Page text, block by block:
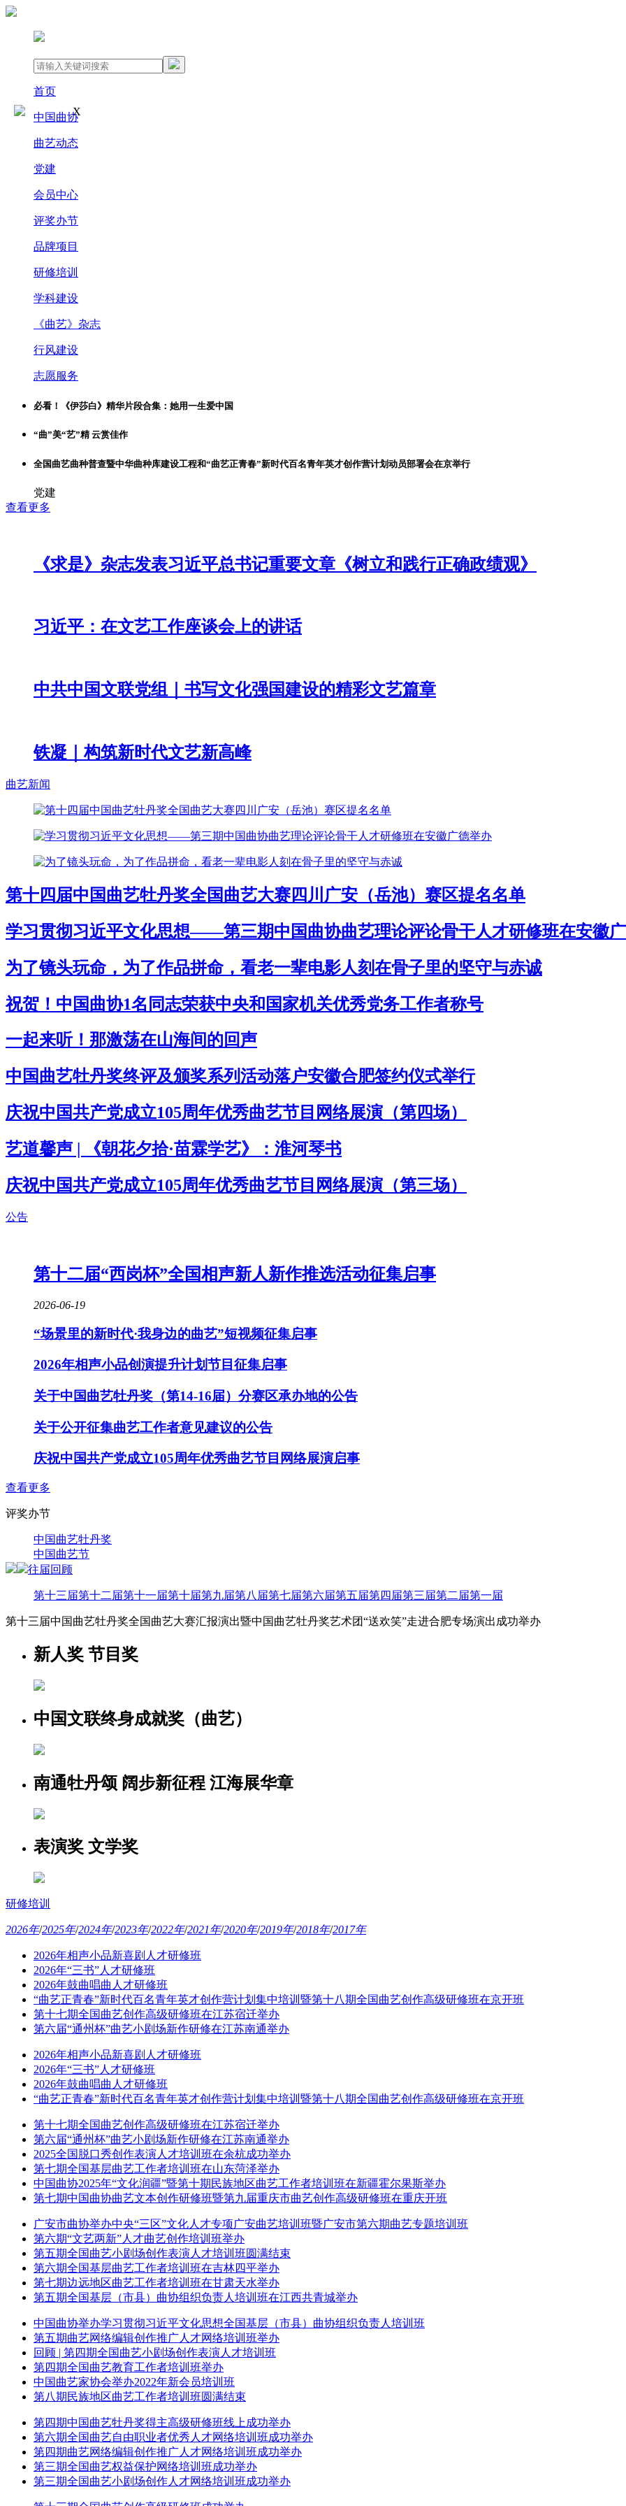
首页
中国曲协
曲艺动态
党建
会员中心
评奖办节
品牌项目
研修培训
学科建设
《曲艺》杂志
行风建设
志愿服务
必看！《伊莎白》精华片段合集：她用一生爱中国
“曲”美“艺”精 云赏佳作
全国曲艺曲种普查暨中华曲种库建设工程和“曲艺正青春”新时代百名青年英才创作营计划动员部署会在京举行
党建
查看更多
《求是》杂志发表习近平总书记重要文章《树立和践行正确政绩观》
习近平：在文艺工作座谈会上的讲话
中共中国文联党组｜书写文化强国建设的精彩文艺篇章
铁凝｜构筑新时代文艺新高峰
曲艺新闻
第十四届中国曲艺牡丹奖全国曲艺大赛四川广安（岳池）赛区提名名单
学习贯彻习近平文化思想——第三期中国曲协曲艺理论评论骨干人才研修班在安徽
为了镜头玩命，为了作品拼命，看老一辈电影人刻在骨子里的坚守与赤诚
祝贺！中国曲协1名同志荣获中央和国家机关优秀党务工作者称号
一起来听！那激荡在山海间的回声
中国曲艺牡丹奖终评及颁奖系列活动落户安徽合肥签约仪式举行
庆祝中国共产党成立105周年优秀曲艺节目网络展演（第四场）
艺道馨声 | 《朝花夕拾·苗霖学艺》：淮河琴书
庆祝中国共产党成立105周年优秀曲艺节目网络展演（第三场）
公告
第十二届“西岗杯”全国相声新人新作推选活动征集启事
2026-06-19
“场景里的新时代·我身边的曲艺”短视频征集启事
2026年相声小品创演提升计划节目征集启事
关于中国曲艺牡丹奖（第14-16届）分赛区承办地的公告
关于公开征集曲艺工作者意见建议的公告
庆祝中国共产党成立105周年优秀曲艺节目网络展演启事
查看更多
评奖办节
中国曲艺牡丹奖
中国曲艺节
往届回顾
第十三届第十二届第十一届第十届第九届第八届第七届第六届第五届第四届第三届第二届第一届
第十三届中国曲艺牡丹奖全国曲艺大赛汇报演出暨中国曲艺牡丹奖艺术团“送欢笑”走进合肥专场演出成功举办
新人奖 节目奖
中国文联终身成就奖（曲艺）
南通牡丹颂 阔步新征程 江海展华章
表演奖 文学奖
研修培训
2026年/2025年/2024年/2023年/2022年/2021年/2020年/2019年/2018年/2017年
2026年相声小品新喜剧人才研修班
2026年“三书”人才研修班
2026年鼓曲唱曲人才研修班
“曲艺正青春”新时代百名青年英才创作营计划集中培训暨第十八期全国曲艺创作高级研修班在京开班
第十七期全国曲艺创作高级研修班在江苏宿迁举办
第六届“通州杯”曲艺小剧场新作研修在江苏南通举办
2026年相声小品新喜剧人才研修班
2026年“三书”人才研修班
2026年鼓曲唱曲人才研修班
“曲艺正青春”新时代百名青年英才创作营计划集中培训暨第十八期全国曲艺创作高级研修班在京开班
第十七期全国曲艺创作高级研修班在江苏宿迁举办
第六届“通州杯”曲艺小剧场新作研修在江苏南通举办
2025全国脱口秀创作表演人才培训班在余杭成功举办
第七期全国基层曲艺工作者培训班在山东菏泽举办
中国曲协2025年“文化润疆”暨第十期民族地区曲艺工作者培训班在新疆霍尔果斯举办
第七期中国曲协曲艺文本创作研修班暨第九届重庆市曲艺创作高级研修班在重庆开班
广安市曲协举办中央“三区”文化人才专项广安曲艺培训班暨广安市第六期曲艺专题培训班
第六期“文艺两新”人才曲艺创作培训班举办
第五期全国曲艺小剧场创作表演人才培训班圆满结束
第六期全国基层曲艺工作者培训班在吉林四平举办
第七期边远地区曲艺工作者培训班在甘肃天水举办
第五期全国基层（市县）曲协组织负责人培训班在江西共青城举办
中国曲协举办学习贯彻习近平文化思想全国基层（市县）曲协组织负责人培训班
第五期曲艺网络编辑创作推广人才网络培训班举办
回顾 | 第四期全国曲艺小剧场创作表演人才培训班
第四期全国曲艺教育工作者培训班举办
中国曲艺家协会举办2022年新会员培训班
第八期民族地区曲艺工作者培训班圆满结束
第四期中国曲艺牡丹奖得主高级研修班线上成功举办
第六期全国曲艺自由职业者优秀人才网络培训班成功举办
第四期曲艺网络编辑创作推广人才网络培训班成功举办
第三期全国曲艺权益保护网络培训班成功举办
第三期全国曲艺小剧场创作人才网络培训班成功举办
X